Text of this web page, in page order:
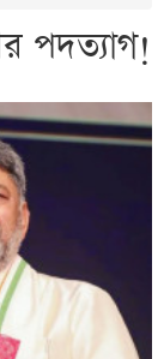
পদত্যাগ!